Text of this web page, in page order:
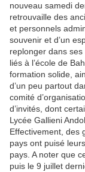
nouveau samedi
retrouvaille des
et personnels
souvenir et d’un
replonger dans
liés à l’école de
formation solide,
d’un peu partout
comité
d’invités, dont
Lycée Gallieni
Effectivement, des
pays ont puisé
pays. A noter que
puis le 9 juillet